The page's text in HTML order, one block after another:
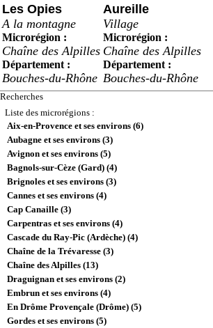
Les Opies
A la montagne
Microrégion :
Chaîne des Alpilles
Département :
Bouches-du-Rhône
Aureille
Village
Microrégion :
Chaîne des Alpilles
Département :
Bouches-du-Rhône
Recherches
Liste des microrégions :
Aix-en-Provence et ses environs (6)
Aubagne et ses environs (3)
Avignon et ses environs (5)
Bagnols-sur-Cèze (Gard) (4)
Brignoles et ses environs (3)
Cannes et ses environs (4)
Cap Canaille (3)
Carpentras et ses environs (4)
Cascade du Ray-Pic (Ardèche) (4)
Chaîne de la Trévaresse (3)
Chaîne des Alpilles (13)
Draguignan et ses environs (2)
Embrun et ses environs (4)
En Drôme Provençale (Drôme) (5)
Gordes et ses environs (5)